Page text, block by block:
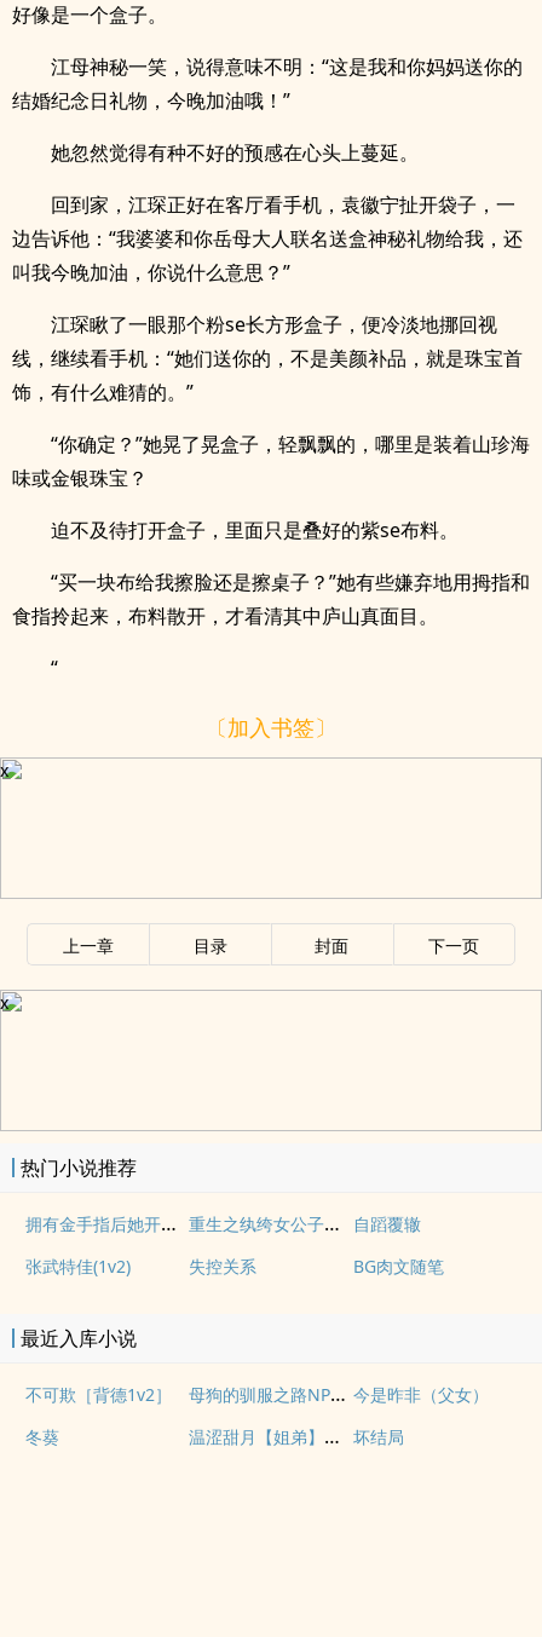
好像是一个盒子。
江母神秘一笑，说得意味不明：“这是我和你妈妈送你的
结婚纪念日礼物，今晚加油哦！”
她忽然觉得有种不好的预感在心头上蔓延。
回到家，江琛正好在客厅看手机，袁徽宁扯开袋子，一
边告诉他：“我婆婆和你岳母大人联名送盒神秘礼物给我，还
叫我今晚加油，你说什么意思？”
江琛瞅了一眼那个粉se长方形盒子，便冷淡地挪回视
线，继续看手机：“她们送你的，不是美颜补品，就是珠宝首
饰，有什么难猜的。”
“你确定？”她晃了晃盒子，轻飘飘的，哪里是装着山珍海
味或金银珠宝？
迫不及待打开盒子，里面只是叠好的紫se布料。
“买一块布给我擦脸还是擦桌子？”她有些嫌弃地用拇指和
食指拎起来，布料散开，才看清其中庐山真面目。
“
〔加入书签〕
x
上一章 目录 封面 下一页
x
热门小说推荐
拥有金手指后她开始为所欲为（nph） 重生之纨绔女公子（NPH）
自蹈覆辙
张武特佳(1v2)
失控关系 BG肉文随笔
最近入库小说
不可欺［背德1v2］ 母狗的驯服之路NP（强制爱） 今是昨非（父女）
冬葵
温涩甜月【姐弟】【1v1】 坏结局